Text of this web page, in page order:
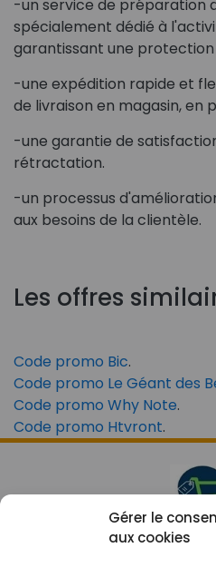
Gérer le
aux cookies
-un service de préparation
spécialement dédié à
garantissant une protection
-une expédition rapide et
de livraison en magasin, en
-une garantie de
rétractation.
-un processus
aux besoins de la clientèle.
Les offres
Code promo Bic.
Code promo Le Géant des
Code promo Why Note.
Code promo Htvront.
Le prix peut